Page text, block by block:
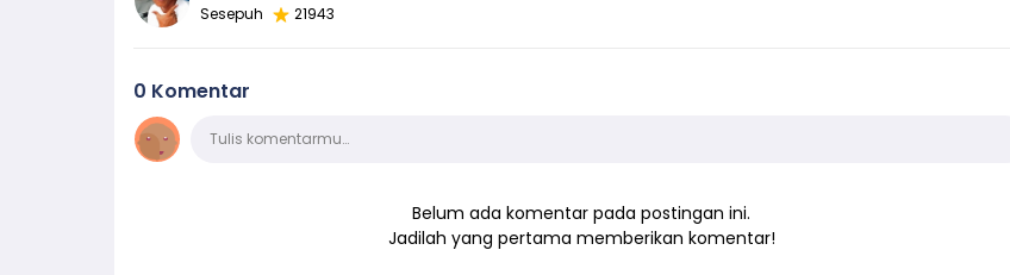
Sesepuh 21943
0 Komentar
KomentarTulis komentarmu…
Belum ada komentar pada postingan ini.
Jadilah yang pertama memberikan komentar!